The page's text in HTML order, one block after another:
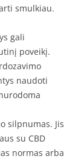
smulkiau.
gali
poveikį.
naudoti
silpnumas. Jis
su CBD
normas arba